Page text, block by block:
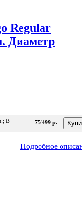
Regular
Диаметр
В
75'499 р.
Подробное